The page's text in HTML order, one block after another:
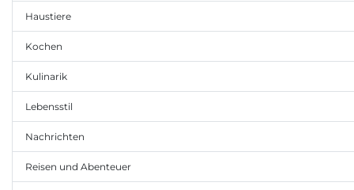
Haustiere
Kochen
Kulinarik
Lebensstil
Nachrichten
Reisen und Abenteuer